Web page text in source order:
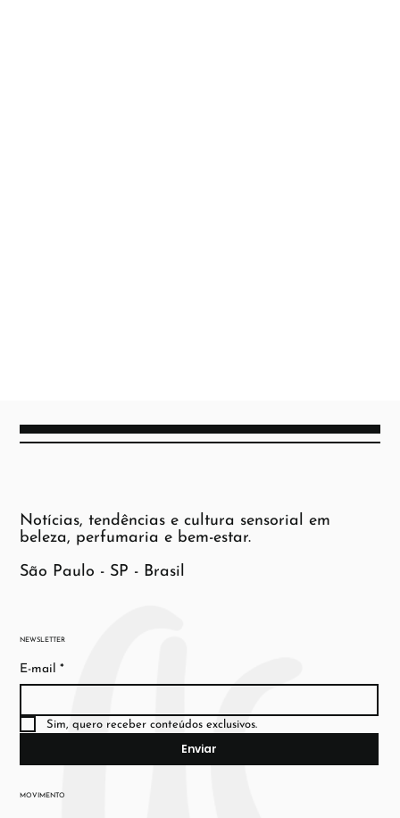
NEWSLETTER
E-mail *
Sim, quero receber conteúdos exclusivos.
Enviar
MOVIMENTO
Notícias, tendências e cultura sensorial em
beleza, perfumaria e bem-estar.
São Paulo - SP - Brasil